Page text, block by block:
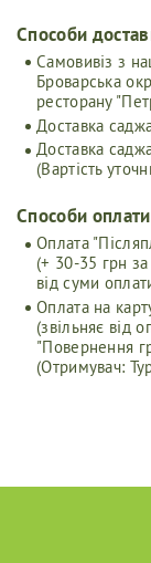
Cпособи
Самовивіз з
Броварська
ресторану
Доставка
Доставка
(Вартість
Способи оплати
Оплата
(+ 30-35 грн
від суми
Оплата на
(звільняє від
"Повернення
(Отримувач: